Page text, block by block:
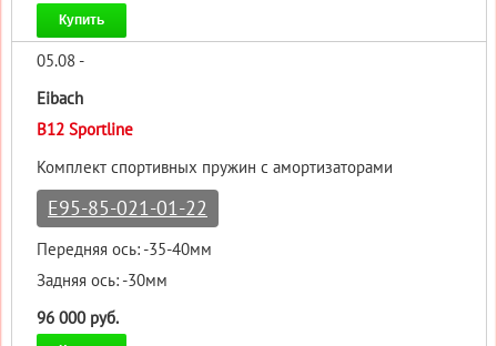
Купить
05.08 -
Eibach
B12 Sportline
Комплект спортивных пружин с амортизаторами
E95-85-021-01-22
Передняя ось: -35-40мм
Задняя ось: -30мм
96 000 руб.